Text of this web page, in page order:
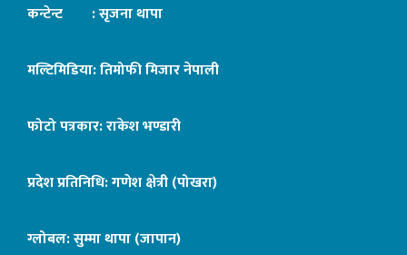
कन्टेन्ट : सृजना थापा
मल्टिमिडिया: तिमोफी मिजार नेपाली
फोटो पत्रकार: राकेश भण्डारी
प्रदेश प्रतिनिधि: गणेश क्षेत्री (पोखरा)
ग्लोबल: सुम्मा थापा (जापान)